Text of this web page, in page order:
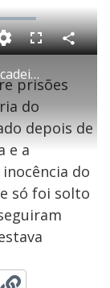
Inocentes : entregador fica na cadeia por quase um ano sem ter cometido crime nenhum
F
l
s
c
e
n
C
o
a
prisões
do
depois de
e a
do
só foi solto